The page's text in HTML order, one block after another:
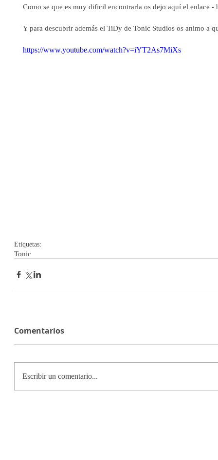
Como se que es muy dificil encontrarla os dejo aquí el enlace
Y para descubrir además el TiDy de Tonic Studios os animo a
https://www.youtube.com/watch?v=iYT2As7MiXs
Etiquetas:
Tonic
Comentarios
Escribir un comentario...